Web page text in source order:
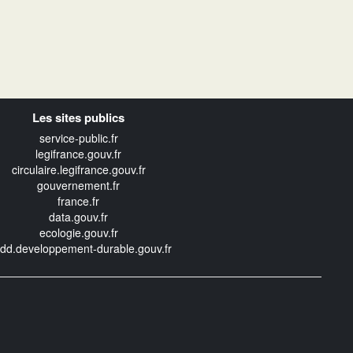
Les sites publics
service-public.fr
legifrance.gouv.fr
circulaire.legifrance.gouv.fr
gouvernement.fr
france.fr
data.gouv.fr
ecologie.gouv.fr
durable.gouv.fr